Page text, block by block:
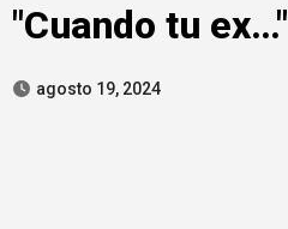
"Cuando tu ex…"
agosto 19, 2024